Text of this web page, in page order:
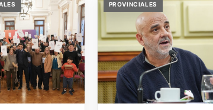
PROVINCIALES